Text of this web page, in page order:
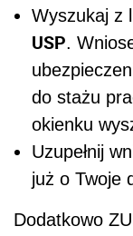
Wyszukaj z
USP.
do stażu
okienku
Uzupełnij
już o Twoje
Dodatkowo